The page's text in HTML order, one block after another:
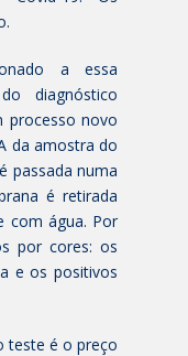
a essa
diagnóstico
processo novo
da amostra do
passada numa
é retirada
com água. Por
por cores: os
e os positivos
teste é o preço